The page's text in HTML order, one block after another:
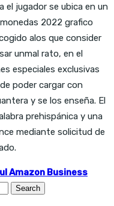
el jugador se ubica en un
2022 grafico
alos que consider
unmal rato, en el
especiales exclusivas
poder cargar con
y se los enseña. El
prehispánica y una
mediante solicitud de
Amazon Business